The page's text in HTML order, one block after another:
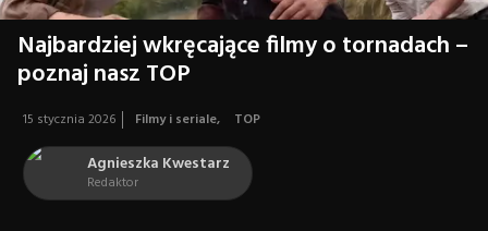
Najbardziej wkręcające filmy o tornadach –
poznaj nasz TOP
15 stycznia 2026 Filmy i seriale, TOP
Agnieszka Kwestarz
Redaktor